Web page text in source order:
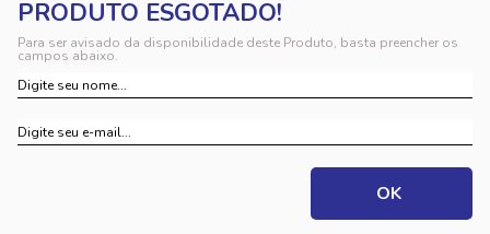
Para ser avisado da disponibilidade deste Produto, basta preencher os
campos abaixo.